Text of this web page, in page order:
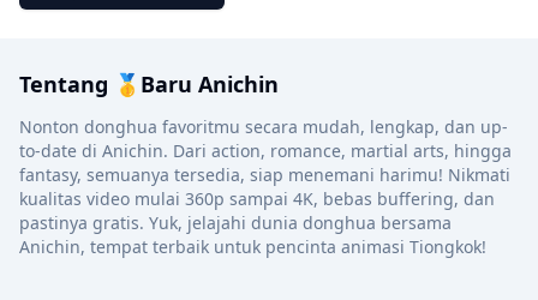
Tentang 🥇Baru Anichin
Nonton donghua favoritmu secara mudah, lengkap, dan up-
to-date di Anichin. Dari action, romance, martial arts, hingga
fantasy, semuanya tersedia, siap menemani harimu! Nikmati
kualitas video mulai 360p sampai 4K, bebas buffering, dan
pastinya gratis. Yuk, jelajahi dunia donghua bersama
Anichin, tempat terbaik untuk pencinta animasi Tiongkok!